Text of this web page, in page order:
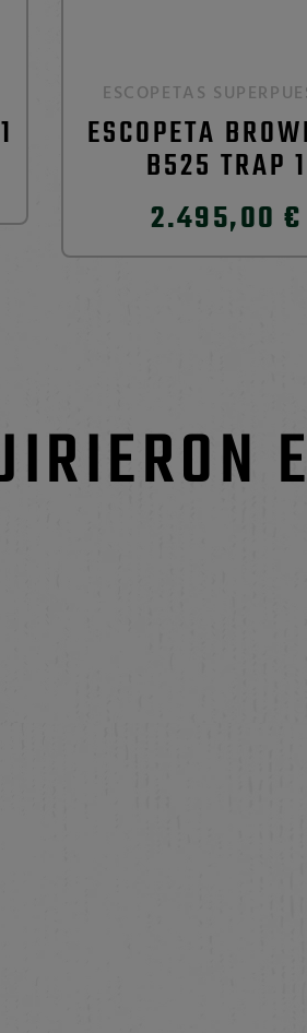
ESCOPETAS
ESCOPETA
B525 TRAP 1
2.495,00 €